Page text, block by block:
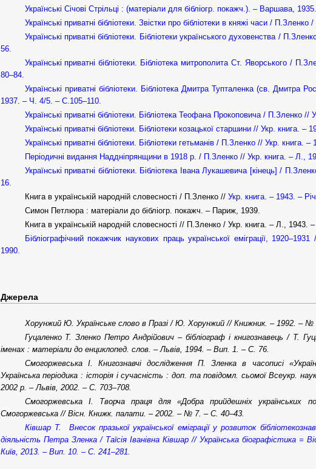
Українські Січові Стрільці : (матеріали для бібліогр. покажч.). – Варшава, 1935.
Українські приватні бібліотеки. Звістки про бібліотеки в княжі часи /
Українські приватні бібліотеки. Бібліотеки українського духовенства /
56.
Українські приватні бібліотеки. Бібліотека митрополита Ст. Яворського /
80–84.
Українські приватні бібліотеки. Бібліотека Дмитра Тупталенка (св. Дмитра
1937. – Ч. 4/5. – С.105–110.
Українські приватні бібліотеки. Бібліотека Теофана Прокоповича / П.Зленко
Українські приватні бібліотеки. Бібліотеки козацької старшини // Укр. книга.
Українські приватні бібліотеки. Бібліотеки гетьманів / П.Зленко // Укр.
Періодичні видання Наддніпрянщини в 1918 р. / П.Зленко // Укр. книга. – Л.,
Українські приватні бібліотеки. Бібліотека Івана Лукашевича [кінець] /
16.
Книга в українській народній словесності / П.Зленко // Укр. книга. – 1943. –
Симон Петлюра : матеріали до бібліогр. покажч. – Париж, 1939.
Книга в українській народній словесності // П.Зленко / Укр. книга. – Л.,
Бібліографічний покажчик наукових праць української еміграції,
1990.
Джерела
Хорунжий Ю. Українське слово в Празі / Ю. Хорунжий // Книжник. – 1992. – №
Гуцаленко Т. Зленко Петро Андрійович – бібліограф і книгознавець / Т.
іменах : матеріали до енциклопед. слов. – Львів, 1994. – Вип. 1. – С. 76.
Смогоржевська І. Книгознавчі дослідження П. Зленка в часописі
Українська періодика : історія і сучасність : доп. та повідомл. сьомої Всеукр.
2002 р. – Львів, 2002. – С. 703–708.
Смогоржевська І. Творча праця для «Добра прийдешніх
Смогоржевська // Вісн. Книжк. палати. – 2002. – № 7. – С. 40–43.
Ківшар Т. Внесок празької української еміграції у розвиток
діяльність Петра Зленка / Таїсія Іванівна Ківшар // Українська біографістика =
Київ, 2013. – Вип. 10. – С. 241–281.